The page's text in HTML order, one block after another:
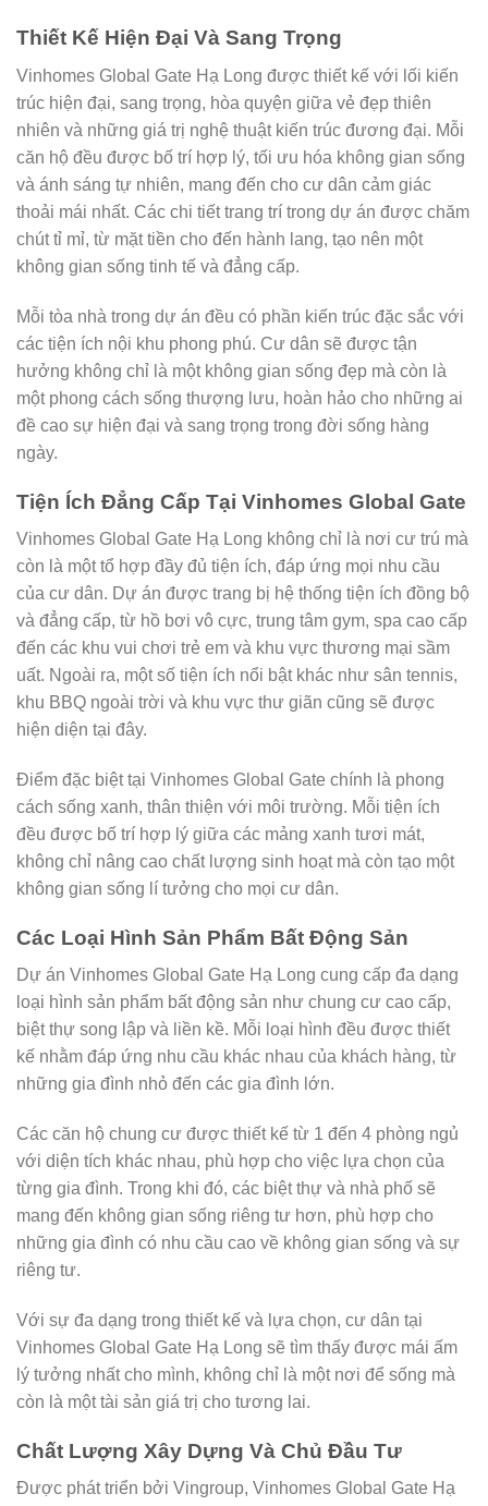
Thiết Kế Hiện Đại Và Sang Trọng
Vinhomes Global Gate Hạ Long được thiết kế với lối kiến
trúc hiện đại, sang trọng, hòa quyện giữa vẻ đẹp thiên
nhiên và những giá trị nghệ thuật kiến trúc đương đại. Mỗi
căn hộ đều được bố trí hợp lý, tối ưu hóa không gian sống
và ánh sáng tự nhiên, mang đến cho cư dân cảm giác
thoải mái nhất. Các chi tiết trang trí trong dự án được chăm
chút tỉ mỉ, từ mặt tiền cho đến hành lang, tạo nên một
không gian sống tinh tế và đẳng cấp.
Mỗi tòa nhà trong dự án đều có phần kiến trúc đặc sắc với
các tiện ích nội khu phong phú. Cư dân sẽ được tận
hưởng không chỉ là một không gian sống đẹp mà còn là
một phong cách sống thượng lưu, hoàn hảo cho những ai
đề cao sự hiện đại và sang trọng trong đời sống hàng
ngày.
Tiện Ích Đẳng Cấp Tại Vinhomes Global Gate
Vinhomes Global Gate Hạ Long không chỉ là nơi cư trú mà
còn là một tổ hợp đầy đủ tiện ích, đáp ứng mọi nhu cầu
của cư dân. Dự án được trang bị hệ thống tiện ích đồng bộ
và đẳng cấp, từ hồ bơi vô cực, trung tâm gym, spa cao cấp
đến các khu vui chơi trẻ em và khu vực thương mại sầm
uất. Ngoài ra, một số tiện ích nổi bật khác như sân tennis,
khu BBQ ngoài trời và khu vực thư giãn cũng sẽ được
hiện diện tại đây.
Điểm đặc biệt tại Vinhomes Global Gate chính là phong
cách sống xanh, thân thiện với môi trường. Mỗi tiện ích
đều được bố trí hợp lý giữa các mảng xanh tươi mát,
không chỉ nâng cao chất lượng sinh hoạt mà còn tạo một
không gian sống lí tưởng cho mọi cư dân.
Các Loại Hình Sản Phẩm Bất Động Sản
Dự án Vinhomes Global Gate Hạ Long cung cấp đa dạng
loại hình sản phẩm bất động sản như chung cư cao cấp,
biệt thự song lập và liền kề. Mỗi loại hình đều được thiết
kế nhằm đáp ứng nhu cầu khác nhau của khách hàng, từ
những gia đình nhỏ đến các gia đình lớn.
Các căn hộ chung cư được thiết kế từ 1 đến 4 phòng ngủ
với diện tích khác nhau, phù hợp cho việc lựa chọn của
từng gia đình. Trong khi đó, các biệt thự và nhà phố sẽ
mang đến không gian sống riêng tư hơn, phù hợp cho
những gia đình có nhu cầu cao về không gian sống và sự
riêng tư.
Với sự đa dạng trong thiết kế và lựa chọn, cư dân tại
Vinhomes Global Gate Hạ Long sẽ tìm thấy được mái ấm
lý tưởng nhất cho mình, không chỉ là một nơi để sống mà
còn là một tài sản giá trị cho tương lai.
Chất Lượng Xây Dựng Và Chủ Đầu Tư
Được phát triển bởi Vingroup, Vinhomes Global Gate Hạ